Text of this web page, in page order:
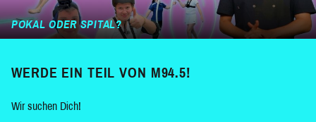
POKAL ODER SPITAL?
WERDE EIN TEIL VON M94.5!
Wir suchen Dich!